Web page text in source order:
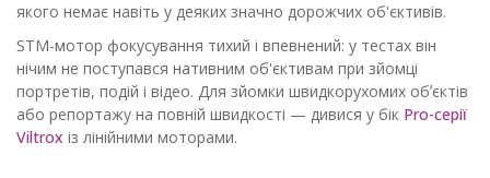
якого немає навіть у деяких значно дорожчих об'єктивів.
STM-мотор фокусування тихий і впевнений: у тестах він
нічим не поступався нативним об'єктивам при зйомці
портретів, подій і відео. Для зйомки швидкорухомих обʼєктів
або репортажу на повній швидкості — дивися у бік Pro-серії
Viltrox із лінійними моторами.